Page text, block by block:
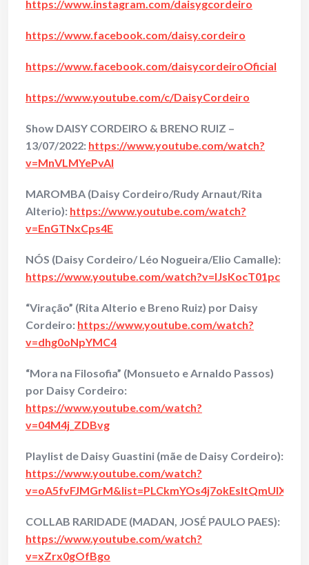
https://www.instagram.com/daisygcordeiro
https://www.facebook.com/daisy.cordeiro
https://www.facebook.com/daisycordeiroOficial
https://www.youtube.com/c/DaisyCordeiro
Show DAISY CORDEIRO & BRENO RUIZ –
13/07/2022: https://www.youtube.com/watch?
v=MnVLMYePvAI
MAROMBA (Daisy Cordeiro/Rudy Arnaut/Rita
Alterio): https://www.youtube.com/watch?
v=EnGTNxCps4E
NÓS (Daisy Cordeiro/ Léo Nogueira/Elio Camalle):
https://www.youtube.com/watch?v=lJsKocT01pc
“Viração” (Rita Alterio e Breno Ruiz) por Daisy
Cordeiro: https://www.youtube.com/watch?
v=dhg0oNpYMC4
“Mora na Filosofia” (Monsueto e Arnaldo Passos)
por Daisy Cordeiro:
https://www.youtube.com/watch?
v=04M4j_ZDBvg
Playlist de Daisy Guastini (mãe de Daisy Cordeiro):
https://www.youtube.com/watch?
COLLAB RARIDADE (MADAN, JOSÉ PAULO PAES):
https://www.youtube.com/watch?
v=xZrx0gOfBgo